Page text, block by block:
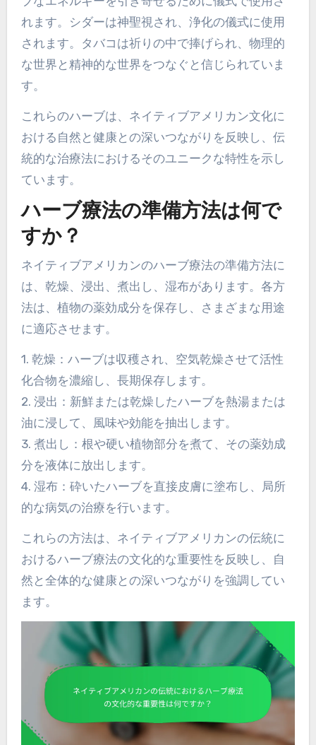
れます。シダーは神聖視され、浄化の儀式に使用
されます。タバコは祈りの中で捧げられ、物理的
な世界と精神的な世界をつなぐと信じられていま
す。
これらのハーブは、ネイティブアメリカン文化に
おける自然と健康との深いつながりを反映し、伝
統的な治療法におけるそのユニークな特性を示し
ています。
ハーブ療法の準備方法は何で
すか？
ネイティブアメリカンのハーブ療法の準備方法に
は、乾燥、浸出、煮出し、湿布があります。各方
法は、植物の薬効成分を保存し、さまざまな用途
に適応させます。
1. 乾燥：ハーブは収穫され、空気乾燥させて活性
化合物を濃縮し、長期保存します。
2. 浸出：新鮮または乾燥したハーブを熱湯または
油に浸して、風味や効能を抽出します。
3. 煮出し：根や硬い植物部分を煮て、その薬効成
分を液体に放出します。
4. 湿布：砕いたハーブを直接皮膚に塗布し、局所
的な病気の治療を行います。
これらの方法は、ネイティブアメリカンの伝統に
おけるハーブ療法の文化的な重要性を反映し、自
然と全体的な健康との深いつながりを強調してい
ます。